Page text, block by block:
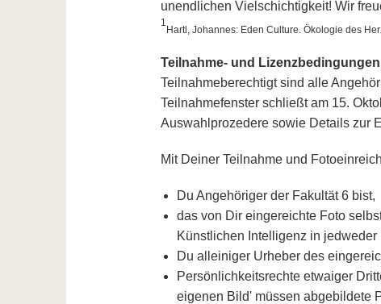
unendlichen Vielschichtigkeit! Wir
1
Hartl, Johannes: Eden Culture. Ökologie des
Teilnahme- und Lizenzbedingungen
Teilnahmeberechtigt sind alle
Teilnahmefenster schließt am 15.
Auswahlprozedere sowie Details zur
Mit Deiner Teilnahme und
Du Angehöriger der Fakultät 6 bist,
das von Dir eingereichte Foto
Künstlichen Intelligenz in jedweder
Du alleiniger Urheber des
Persönlichkeitsrechte etwaiger
eigenen Bild' müssen abgebildete